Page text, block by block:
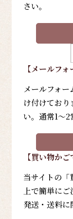
さい。
【メールフォ
メールフォ
け付けてお
い。通常1～2
【買い物かご
当サイトの
上で簡単に
発送・送料に